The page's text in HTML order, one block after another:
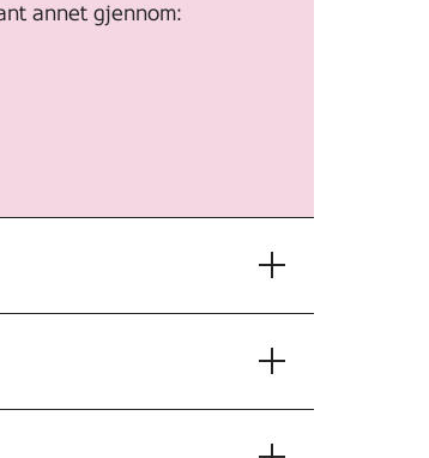
annet gjennom: